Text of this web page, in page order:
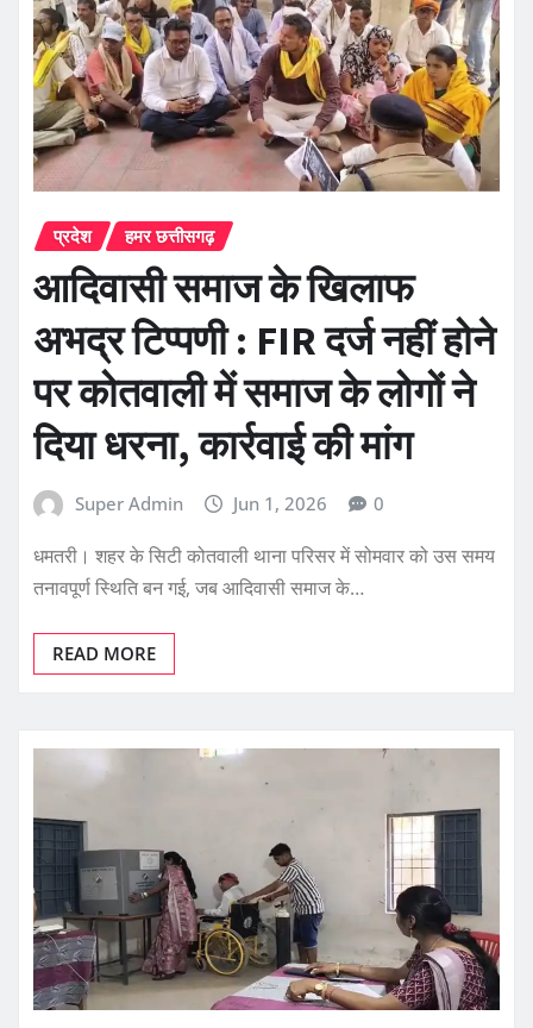
प्रदेश हमर छत्तीसगढ़
आदिवासी समाज के खिलाफ
अभद्र टिप्पणी : FIR दर्ज नहीं होने
पर कोतवाली में समाज के लोगों ने
दिया धरना, कार्रवाई की मांग
Super Admin Jun 1, 2026 0
धमतरी। शहर के सिटी कोतवाली थाना परिसर में सोमवार को उस समय
तनावपूर्ण स्थिति बन गई, जब आदिवासी समाज के…
READ MORE